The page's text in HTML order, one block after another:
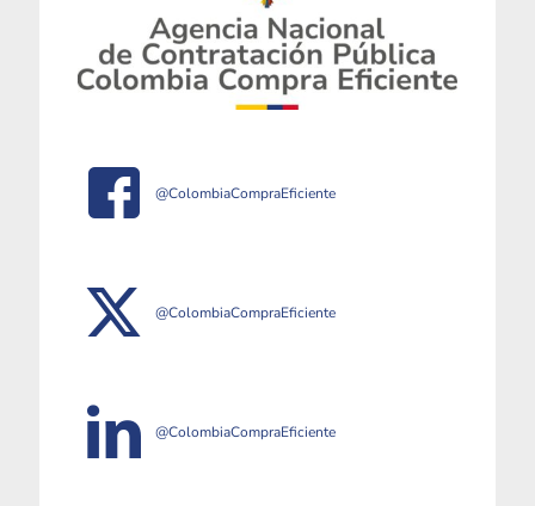
@ColombiaCompraEficiente
@ColombiaCompraEficiente
@ColombiaCompraEficiente